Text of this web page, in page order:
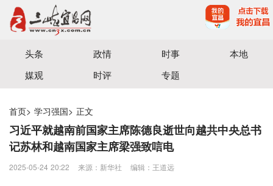
宜昌三峡融媒体中心主办
头条 政情 时事
本地
媒观
时评 专题
首页> 学习强国> 正文
习近平就越南前国家主席陈德良逝世向越共中央总书
记苏林和越南国家主席梁强致唁电
2025-05-24 20:22 来源：新华社 编辑：王道远